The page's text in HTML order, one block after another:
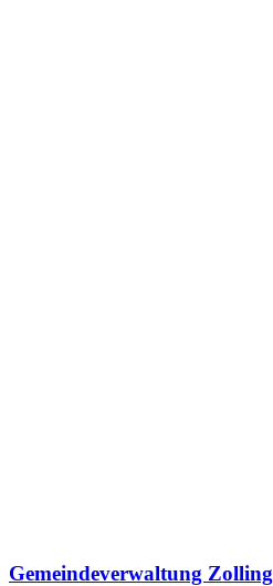
Gemeindeverwaltung Zolling